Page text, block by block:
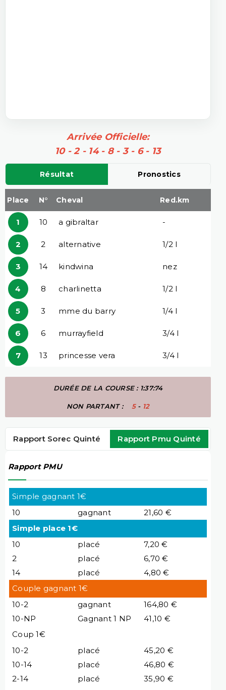
Arrivée Officielle:
10 - 2 - 14 - 8 - 3 - 6 - 13
Résultat Pronostics
Place N° Cheval Red.km
1 10 a gibraltar -
2 2 alternative 1/2 l
3 14 kindwina nez
4 8 charlinetta 1/2 l
5 3 mme du barry 1/4 l
6 6 murrayfield 3/4 l
7 13 princesse vera 3/4 l
DURÉE DE LA COURSE : 1:37:74
NON PARTANT : 5- 12
Rapport Sorec Quinté Rapport Pmu Quinté
Rapport PMU
Simple gagnant 1€
10
gagnant
21,60 €
Simple place 1€
10
placé
7,20 €
2
placé
6,70 €
14
placé
4,80 €
Couple gagnant 1€
10-2
gagnant
164,80 €
10-NP
Gagnant 1 NP
41,10 €
Coup 1€
10-2
placé
45,20 €
10-14
placé
46,80 €
2-14
placé
35,90 €